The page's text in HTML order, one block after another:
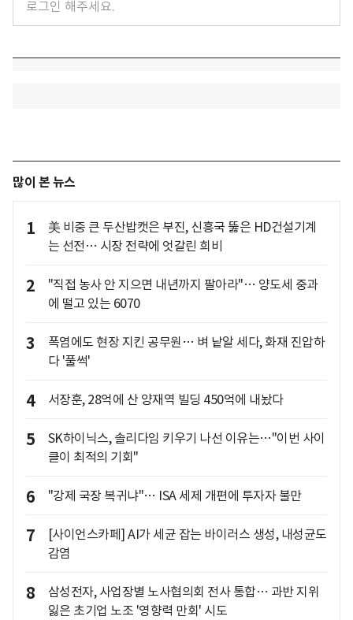
많이 본 뉴스
1
美 비중 큰 두산밥캣은 부진, 신흥국 뚫은 HD건설기계
는 선전… 시장 전략에 엇갈린 희비
2
"직접 농사 안 지으면 내년까지 팔아라"… 양도세 중과
에 떨고 있는 6070
3
폭염에도 현장 지킨 공무원… 벼 낱알 세다, 화재 진압하
다 '풀썩'
4 서장훈, 28억에 산 양재역 빌딩 450억에 내놨다
5
SK하이닉스, 솔리다임 키우기 나선 이유는…"이번 사이
클이 최적의 기회"
6 "강제 국장 복귀냐"… ISA 세제 개편에 투자자 불만
7
[사이언스카페] AI가 세균 잡는 바이러스 생성, 내성균도
감염
8
삼성전자, 사업장별 노사협의회 전사 통합… 과반 지위
잃은 초기업 노조 '영향력 만회' 시도